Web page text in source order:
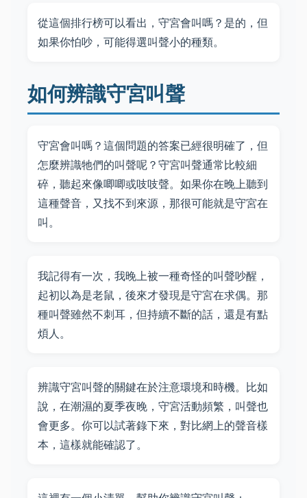
從這個排行榜可以看出，守宮會叫嗎？是的，但
如果你怕吵，可能得選叫聲小的種類。
如何辨識守宮叫聲
守宮會叫嗎？這個問題的答案已經很明確了，但
怎麼辨識牠們的叫聲呢？守宮叫聲通常比較細
碎，聽起來像唧唧或吱吱聲。如果你在晚上聽到
這種聲音，又找不到來源，那很可能就是守宮在
叫。
我記得有一次，我晚上被一種奇怪的叫聲吵醒，
起初以為是老鼠，後來才發現是守宮在求偶。那
種叫聲雖然不刺耳，但持續不斷的話，還是有點
煩人。
辨識守宮叫聲的關鍵在於注意環境和時機。比如
說，在潮濕的夏季夜晚，守宮活動頻繁，叫聲也
會更多。你可以試著錄下來，對比網上的聲音樣
本，這樣就能確認了。